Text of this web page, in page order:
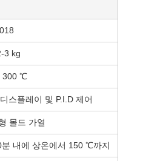
3 kg
300 ℃
스플레이 및 P.I.D 제어
몰드 가열
분 내에 상온에서 150 ℃까지